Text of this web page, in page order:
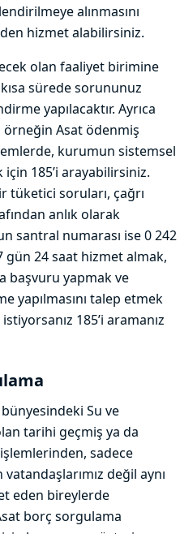
alınmasını
hizmet alabilirsiniz.
olan faaliyet birimine
sürede sorununuz
yapılacaktır. Ayrıca
Asat ödenmiş
kurumun sistemsel
185’i arayabilirsiniz.
tüketici soruları, çağrı
anlık olarak
santral numarası ise 0 242
gün 24 saat hizmet almak,
başvuru yapmak ve
yapılmasını talep etmek
185’i aramanız
Su ve
tarihi geçmiş ya da
sadece
değil aynı
eden bireylerde
borç sorgulama